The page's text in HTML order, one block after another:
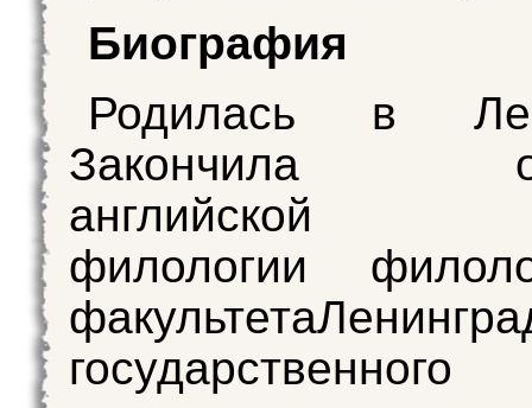
Биография
Родилась в
Закончила
английской
филологии
государственного